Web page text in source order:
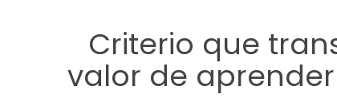
Criterio que
valor de